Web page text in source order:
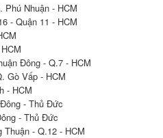
Phú Nhuận - HCM
- Quận 11 - HCM
Đông - Q.7 - HCM
Gò Vấp - HCM
- HCM
- Thủ Đức
- Thủ Đức
Thuận - Q.12 - HCM